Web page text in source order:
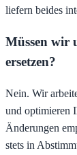
liefern beides
Müssen wir
ersetzen?
Nein. Wir
und optimieren
Änderungen
stets in